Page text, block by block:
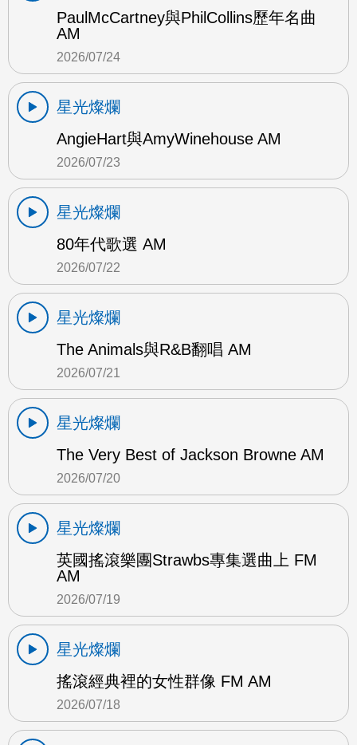
PaulMcCartney與PhilCollins歷年名曲
AM
2026/07/24
星光燦爛
AngieHart與AmyWinehouse AM
2026/07/23
星光燦爛
80年代歌選 AM
2026/07/22
星光燦爛
The Animals與R&B翻唱 AM
2026/07/21
星光燦爛
The Very Best of Jackson Browne AM
2026/07/20
星光燦爛
英國搖滾樂團Strawbs專集選曲上 FM
AM
2026/07/19
星光燦爛
搖滾經典裡的女性群像 FM AM
2026/07/18